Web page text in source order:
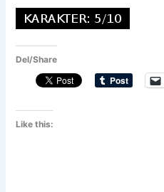
Del/Share
Like this: